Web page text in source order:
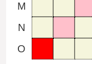
M
N
O